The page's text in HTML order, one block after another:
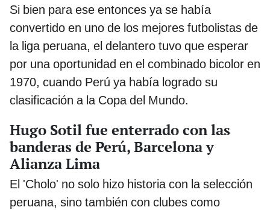
Si bien para ese entonces ya se había
convertido en uno de los mejores futbolistas de
la liga peruana, el delantero tuvo que esperar
por una oportunidad en el combinado bicolor en
1970, cuando Perú ya había logrado su
clasificación a la Copa del Mundo.
Hugo Sotil fue enterrado con las
banderas de Perú, Barcelona y
Alianza Lima
El 'Cholo' no solo hizo historia con la selección
peruana, sino también con clubes como